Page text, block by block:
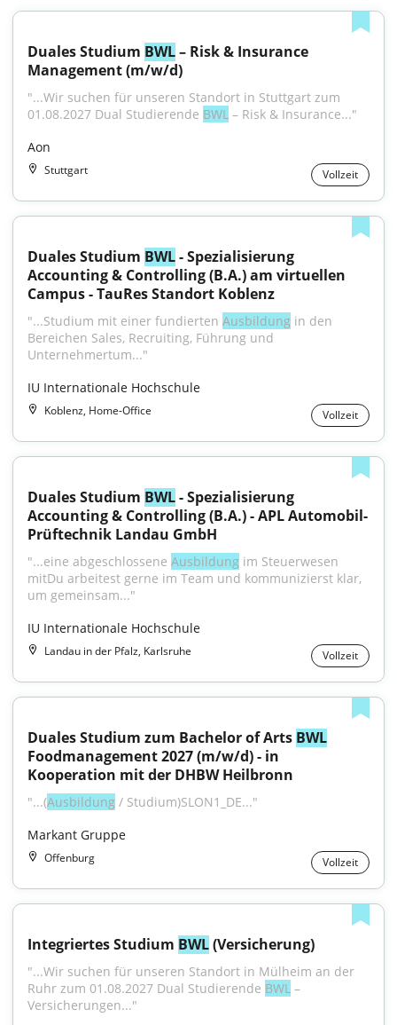
Duales Studium BWL – Risk & Insurance
Management (m/w/d)
"...Wir suchen für unseren Standort in Stuttgart zum
01.08.2027 Dual Studierende BWL – Risk & Insurance..."
Aon
Stuttgart Vollzeit
Duales Studium BWL - Spezialisierung
Accounting & Controlling (B.A.) am virtuellen
Campus - TauRes Standort Koblenz
"...Studium mit einer fundierten Ausbildung in den
Bereichen Sales, Recruiting, Führung und
Unternehmertum..."
IU Internationale Hochschule
Koblenz, Home-Office Vollzeit
Duales Studium BWL - Spezialisierung
Accounting & Controlling (B.A.) - APL Automobil-
Prüftechnik Landau GmbH
"...eine abgeschlossene Ausbildung im Steuerwesen
mitDu arbeitest gerne im Team und kommunizierst klar,
um gemeinsam..."
IU Internationale Hochschule
Landau in der Pfalz, Karlsruhe Vollzeit
Duales Studium zum Bachelor of Arts BWL
Foodmanagement 2027 (m/w/d) - in
Kooperation mit der DHBW Heilbronn
"...(Ausbildung / Studium)SLON1_DE..."
Markant Gruppe
Offenburg Vollzeit
Integriertes Studium BWL (Versicherung)
"...Wir suchen für unseren Standort in Mülheim an der
Ruhr zum 01.08.2027 Dual Studierende BWL –
Versicherungen..."